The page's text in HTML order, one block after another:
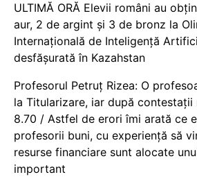
ULTIMĂ ORĂ Elevii români au
aur, 2 de argint și 3 de bronz la
Internațională de Inteligență
desfășurată în Kazahstan
Profesorul Petruț Rizea: O
la Titularizare, iar după contestații
8.70 / Astfel de erori îmi arată ce
profesorii buni, cu experiență să
resurse financiare sunt alocate
important